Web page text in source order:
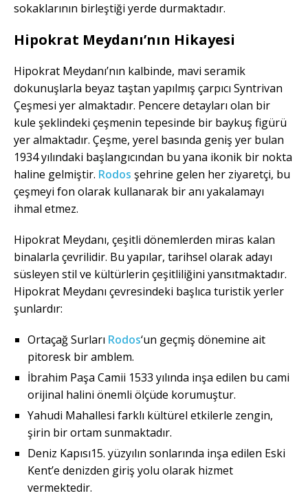
sokaklarının birleştiği yerde durmaktadır.
Hipokrat Meydanı’nın Hikayesi
Hipokrat Meydanı’nın kalbinde, mavi seramik
dokunuşlarla beyaz taştan yapılmış çarpıcı Syntrivan
Çeşmesi yer almaktadır. Pencere detayları olan bir
kule şeklindeki çeşmenin tepesinde bir baykuş figürü
yer almaktadır. Çeşme, yerel basında geniş yer bulan
1934 yılındaki başlangıcından bu yana ikonik bir nokta
haline gelmiştir. Rodos şehrine gelen her ziyaretçi, bu
çeşmeyi fon olarak kullanarak bir anı yakalamayı
ihmal etmez.
Hipokrat Meydanı, çeşitli dönemlerden miras kalan
binalarla çevrilidir. Bu yapılar, tarihsel olarak adayı
süsleyen stil ve kültürlerin çeşitliliğini yansıtmaktadır.
Hipokrat Meydanı çevresindeki başlıca turistik yerler
şunlardır:
Ortaçağ Surları Rodos‘un geçmiş dönemine ait
pitoresk bir amblem.
İbrahim Paşa Camii 1533 yılında inşa edilen bu cami
orijinal halini önemli ölçüde korumuştur.
Yahudi Mahallesi farklı kültürel etkilerle zengin,
şirin bir ortam sunmaktadır.
Deniz Kapısı15. yüzyılın sonlarında inşa edilen Eski
Kent’e denizden giriş yolu olarak hizmet
vermektedir.